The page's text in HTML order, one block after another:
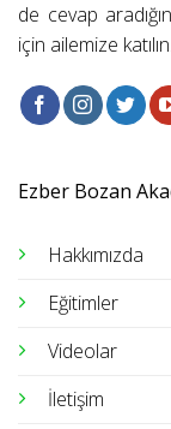
de cevap
için ailemize katılın.
Ezber Bozan
Hakkımızda
Eğitimler
Videolar
İletişim